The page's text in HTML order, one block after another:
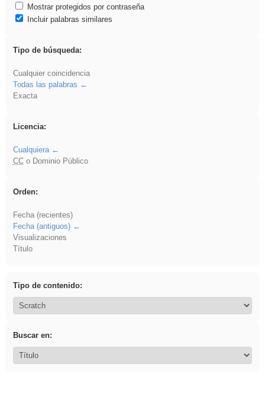
Mostrar protegidos por contraseña
Incluir palabras similares
Tipo de búsqueda:
Cualquier coincidencia
Todas las palabras
Exacta
Licencia:
Cualquiera
CCo Dominio Público
Orden:
Fecha (recientes)
Fecha (antiguos)
Visualizaciones
Título
Tipo de contenido:
Buscar en: